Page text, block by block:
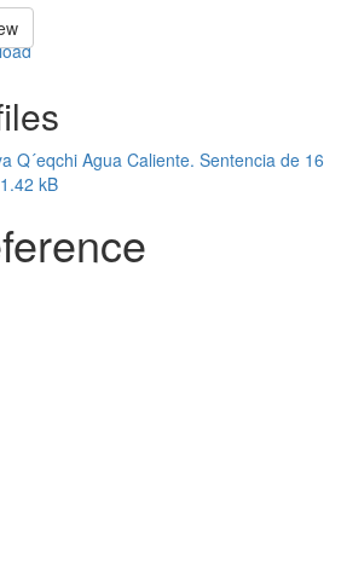
Q´eqchi Agua Caliente. Sentencia de 16
kB